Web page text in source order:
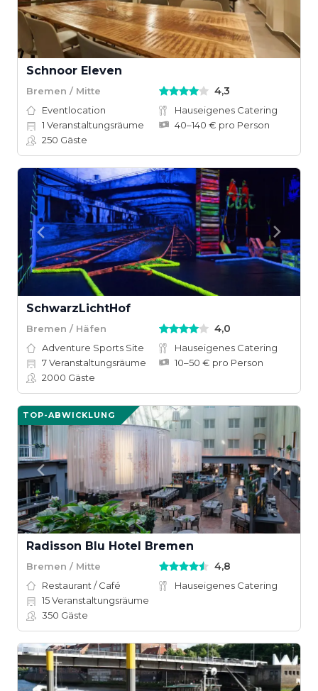
Schnoor Eleven
Bremen / Mitte 4,3
Eventlocation
Hauseigenes Catering
1 Veranstaltungsräume
40–140 € pro Person
250 Gäste
SchwarzLichtHof
Bremen / Häfen 4,0
Adventure Sports Site
Hauseigenes Catering
7Veranstaltungsräume
10–50 € pro Person
2000 Gäste
TOP-ABWICKLUNG
Radisson Blu Hotel Bremen
Bremen / Mitte 4,8
Restaurant / Café
Hauseigenes Catering
15Veranstaltungsräume
350 Gäste